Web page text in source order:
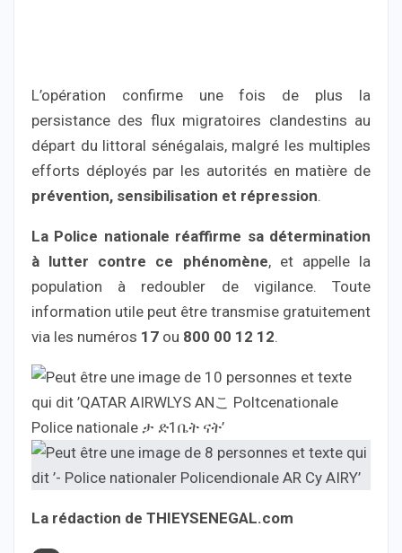
L’opération confirme une fois de plus la
persistance des flux migratoires clandestins au
départ du littoral sénégalais, malgré les multiples
efforts déployés par les autorités en matière de
prévention, sensibilisation et répression.
La Police nationale réaffirme sa détermination
à lutter contre ce phénomène, et appelle la
population à redoubler de vigilance. Toute
information utile peut être transmise gratuitement
via les numéros 17 ou 800 00 12 12.
La rédaction de THIEYSENEGAL.com